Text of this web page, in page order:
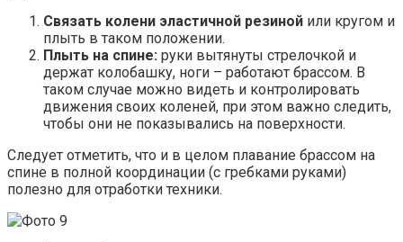
Связать колени эластичной резиной или кругом и
плыть в таком положении.
Плыть на спине: руки вытянуты стрелочкой и
держат колобашку, ноги – работают брассом. В
таком случае можно видеть и контролировать
движения своих коленей, при этом важно следить,
чтобы они не показывались на поверхности.
Следует отметить, что и в целом плавание брассом на
спине в полной координации (с гребками руками)
полезно для отработки техники.